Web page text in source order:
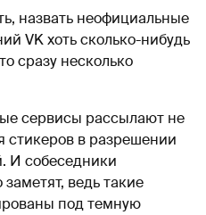
назвать неофициальные
VK хоть сколько-нибудь
сразу несколько
сервисы рассылают не
стикеров в разрешении
И собеседники
ведь такие
под темную